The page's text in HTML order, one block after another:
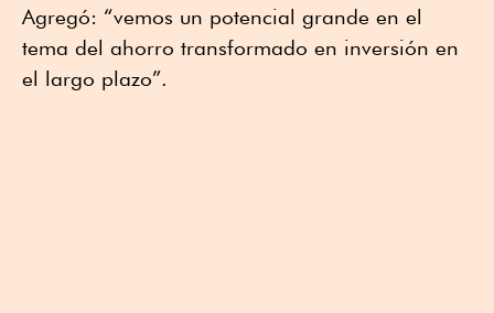
Agregó: “vemos un potencial grande en el
tema del ahorro transformado en inversión en
el largo plazo”.